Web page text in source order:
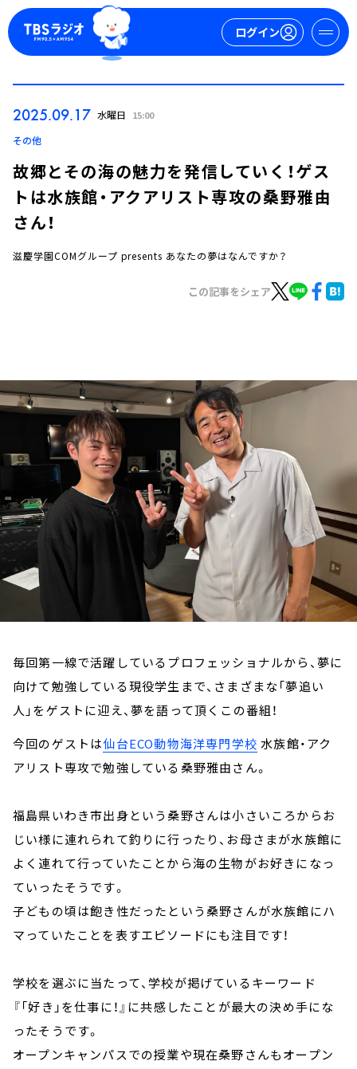
ログイン
イベント・グッズ
YouTube
会社情報
2025.09.17 水曜日 15:00
その他
故郷とその海の魅力を発信していく！ゲス
トは水族館・アクアリスト専攻の桑野雅由
さん！
滋慶学園COMグループ presents あなたの夢はなんですか？
この記事をシェア
毎回第一線で活躍しているプロフェッショナルから、夢に
向けて勉強している現役学生まで、さまざまな「夢追い
人」をゲストに迎え、夢を語って頂くこの番組！
今回のゲストは仙台ECO動物海洋専門学校 水族館・アク
アリスト専攻で勉強している桑野雅由さん。
福島県いわき市出身という桑野さんは小さいころからお
じい様に連れられて釣りに行ったり、お母さまが水族館に
よく連れて行っていたことから海の生物がお好きになっ
ていったそうです。
子どもの頃は飽き性だったという桑野さんが水族館にハ
マっていたことを表すエピソードにも注目です！
学校を選ぶに当たって、学校が掲げているキーワード
『「好き」を仕事に！』に共感したことが最大の決め手にな
ったそうです。
オープンキャンパスでの授業や現在桑野さんもオープン